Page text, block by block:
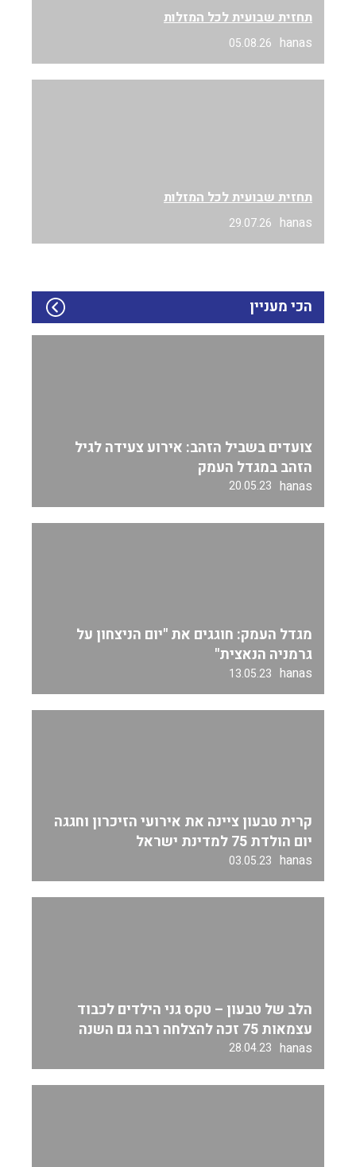
תחזית שבועית לכל המזלות
hanas
05.08.26
תחזית שבועית לכל המזלות
hanas
29.07.26
הכי מעניין
צועדים בשביל הזהב: אירוע צעידה לגיל
הזהב במגדל העמק
hanas
20.05.23
מגדל העמק: חוגגים את "יום הניצחון על
גרמניה הנאצית"
hanas
13.05.23
קרית טבעון ציינה את אירועי הזיכרון וחגגה
יום הולדת 75 למדינת ישראל
hanas
03.05.23
הלב של טבעון – טקס גני הילדים לכבוד
עצמאות 75 זכה להצלחה רבה גם השנה
hanas
28.04.23